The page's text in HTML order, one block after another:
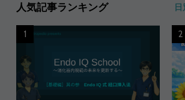
人気記事ランキング 日
1 2